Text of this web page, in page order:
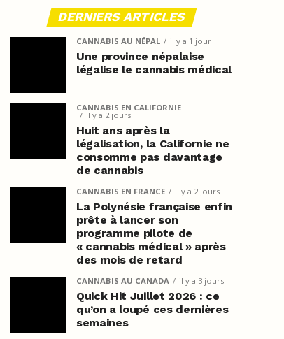
DERNIERS ARTICLES
CANNABIS AU NÉPAL il y a 1 jour
Une province népalaise
légalise le cannabis médical
CANNABIS EN CALIFORNIE
il y a 2 jours
Huit ans après la
légalisation, la Californie ne
consomme pas davantage
de cannabis
CANNABIS EN FRANCE il y a 2 jours
La Polynésie française enfin
prête à lancer son
programme pilote de
« cannabis médical » après
des mois de retard
CANNABIS AU CANADA il y a 3 jours
Quick Hit Juillet 2026 : ce
qu’on a loupé ces dernières
semaines